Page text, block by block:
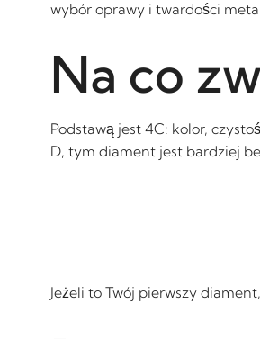
wybór oprawy i twardości
Na co
Podstawą jest 4C: kolor,
D, tym diament jest bardziej
Jeżeli to Twój pierwszy